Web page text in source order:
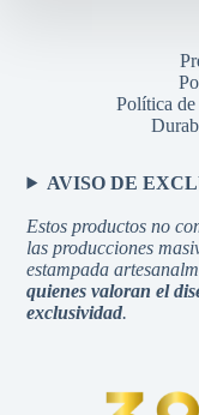
Política
AVISO DE
Estos productos no
las producciones
estampada
quienes valoran el
exclusividad.